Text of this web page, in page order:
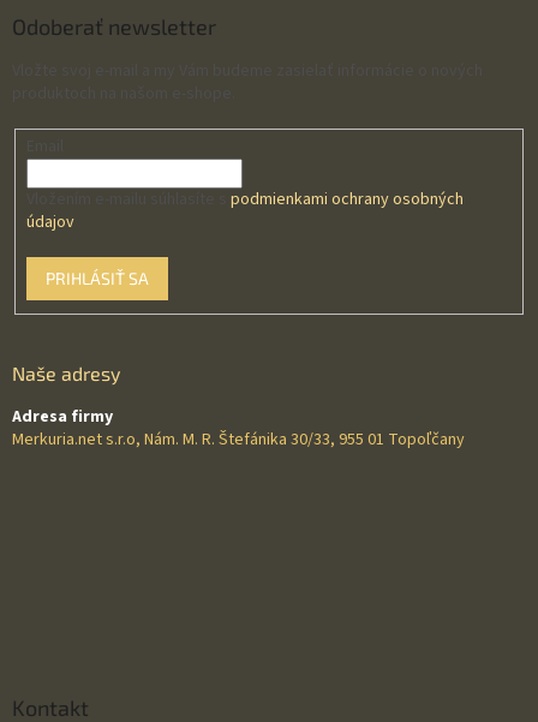
Odoberať newsletter
podmienkami ochrany osobných
údajov
PRIHLÁSIŤ SA
Naše adresy
Adresa firmy
Merkuria.net s.r.o, Nám. M. R. Štefánika 30/33, 955 01 Topoľčany
Kontakt